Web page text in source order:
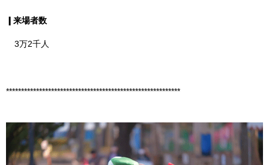
❙来場者数
3万2千人
**********************************************************